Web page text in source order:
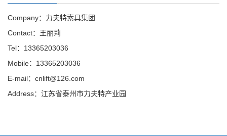
Company：力夫特索具集团
Contact：王丽莉
Tel：13365203036
Mobile：13365203036
E-mail：cnlift@126.com
Address：江苏省泰州市力夫特产业园